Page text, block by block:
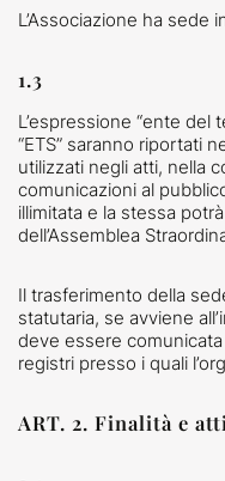
L’Associazione ha sede
1.3
L’espressione “ente del
“ETS” saranno riportati
utilizzati negli atti, nella
comunicazioni al
illimitata e la stessa
dell’Assemblea
Il trasferimento della
statutaria, se avviene
deve essere
registri presso i quali
ART. 2. Finalità e